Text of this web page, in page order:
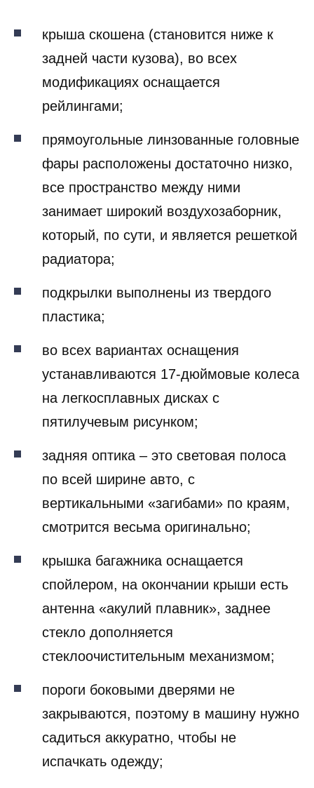
крыша скошена (становится ниже к
задней части кузова), во всех
модификациях оснащается
рейлингами;
прямоугольные линзованные головные
фары расположены достаточно низко,
все пространство между ними
занимает широкий воздухозаборник,
который, по сути, и является решеткой
радиатора;
подкрылки выполнены из твердого
пластика;
во всех вариантах оснащения
устанавливаются 17-дюймовые колеса
на легкосплавных дисках с
пятилучевым рисунком;
задняя оптика – это световая полоса
по всей ширине авто, с
вертикальными «загибами» по краям,
смотрится весьма оригинально;
крышка багажника оснащается
спойлером, на окончании крыши есть
антенна «акулий плавник», заднее
стекло дополняется
стеклоочистительным механизмом;
пороги боковыми дверями не
закрываются, поэтому в машину нужно
садиться аккуратно, чтобы не
испачкать одежду;